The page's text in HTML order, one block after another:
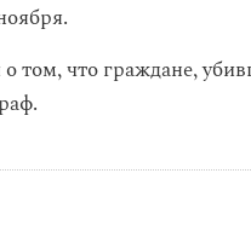
том, что граждане,